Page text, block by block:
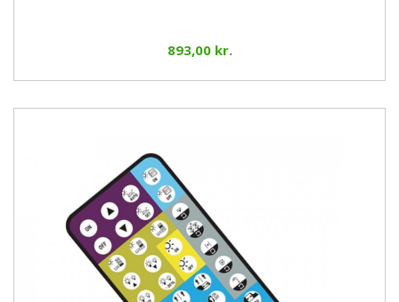
893,00 kr.